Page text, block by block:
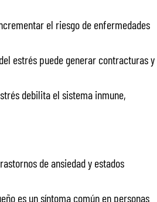
el riesgo de enfermedades
estrés puede generar contracturas y
debilita el sistema inmune,
de ansiedad y estados
es un síntoma común en personas